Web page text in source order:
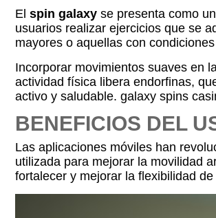
El spin galaxy se presenta como
usuarios realizar ejercicios que se
mayores o aquellas con
Incorporar movimientos suaves en
actividad física libera endorfinas,
activo y saludable. galaxy spins
BENEFICIOS DEL
Las aplicaciones móviles han
utilizada para mejorar la movilidad
fortalecer y mejorar la flexibilidad